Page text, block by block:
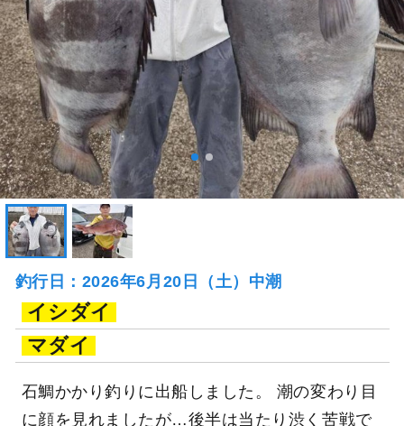
釣行日：2026年6月20日（土）中潮
イシダイ
マダイ
石鯛かかり釣りに出船しました。 潮の変わり目
に顔を見れましたが…後半は当たり渋く苦戦で